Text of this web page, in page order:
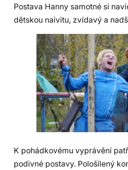
Postava Hanny samotné si
dětskou naivitu, zvídavý a
K pohádkovému vyprávění
podivné postavy. Pološílený